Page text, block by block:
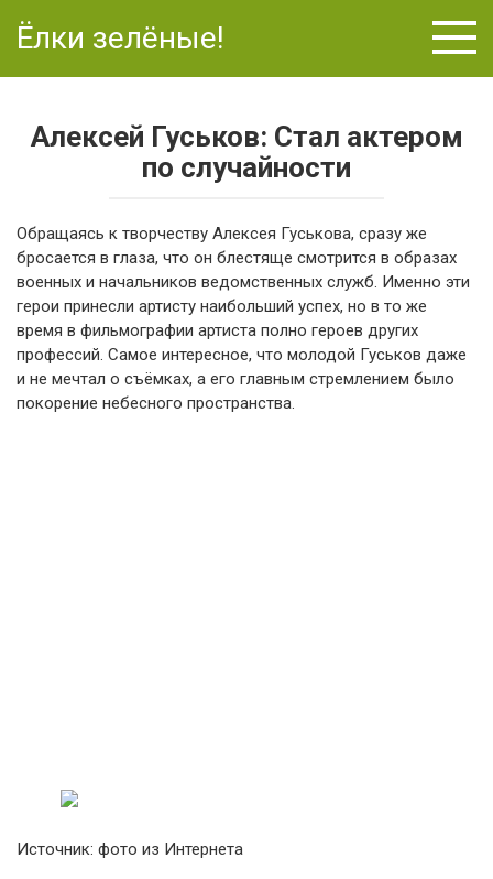
Ёлки зелёные!
Алексей Гуськов: Стал актером
по случайности
Обращаясь к творчеству Алексея Гуськова, сразу же
бросается в глаза, что он блестяще смотрится в образах
военных и начальников ведомственных служб. Именно эти
герои принесли артисту наибольший успех, но в то же
время в фильмографии артиста полно героев других
профессий. Самое интересное, что молодой Гуськов даже
и не мечтал о съёмках, а его главным стремлением было
покорение небесного пространства.
Источник: фото из Интернета